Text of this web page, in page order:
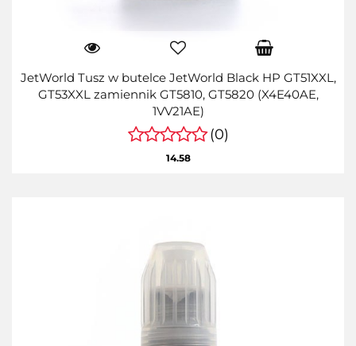
JetWorld Tusz w butelce JetWorld Black HP GT51XXL,
GT53XXL zamiennik GT5810, GT5820 (X4E40AE,
1VV21AE)
(0)
14.58